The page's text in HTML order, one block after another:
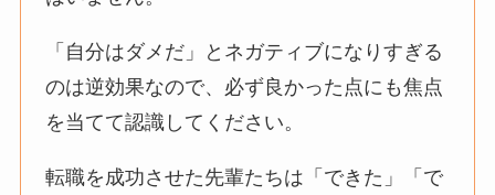
「自分はダメだ」とネガティブになりすぎる
のは逆効果なので、必ず良かった点にも焦点
を当てて認識してください。
転職を成功させた先輩たちは「できた」「で